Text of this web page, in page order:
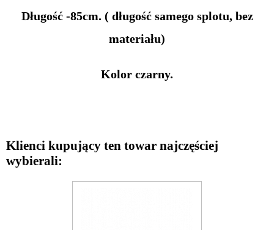
Długość -85cm. ( długość samego splotu, bez
materiału)
Kolor czarny.
Klienci kupujący ten towar najczęściej
wybierali: